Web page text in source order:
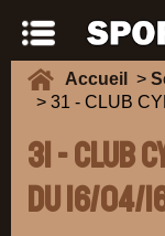
Accueil >
> 31 - CLUB
31 - CLUB
du 16/04/